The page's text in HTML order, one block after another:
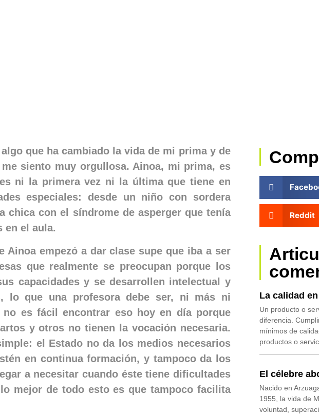
que ha cambiado la vida de mi prima y de
siento muy orgullosa. Ainoa, mi prima, es
ni la primera vez ni la última que tiene en
especiales: desde un niño con sordera
chica con el síndrome de asperger que tenía
en el aula.
Ainoa empezó a dar clase supe que iba a ser
que realmente se preocupan porque los
capacidades y se desarrollen intelectual y
lo que una profesora debe ser, ni más ni
no es fácil encontrar eso hoy en día porque
y otros no tienen la vocación necesaria.
el Estado no da los medios necesarios
en continua formación, y tampoco da los
a necesitar cuando éste tiene dificultades
mejor de todo esto es que tampoco facilita
Reddit
La calidad
Un producto o
diferencia.
mínimos de
productos o
El célebre
Nacido en
1955, la vida de
voluntad,